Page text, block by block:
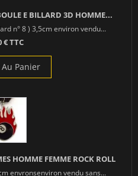
E BILLARD 3D HOMME...
n° 8 ) 3,5cm environ vendu...
€ TTC
Panier
HOMME FEMME ROCK ROLL
envronsenviron vendu sans...